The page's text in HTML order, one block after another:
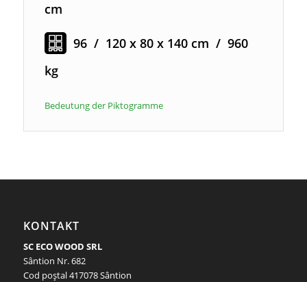
cm
96 / 120 x 80 x 140 cm / 960
kg
Bedeutung der Piktogramme
KONTAKT
SC ECO WOOD SRL
Sântion Nr. 682
Cod poştal 417078 Sântion